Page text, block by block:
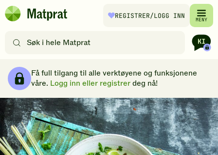
Hopp til hovedinnhold
Matprat
REGISTRER/LOGG INN MENY
etter
filtre
Få full tilgang til alle verktøyene og funksjonene
våre. Logg inn eller registrerdeg nå!